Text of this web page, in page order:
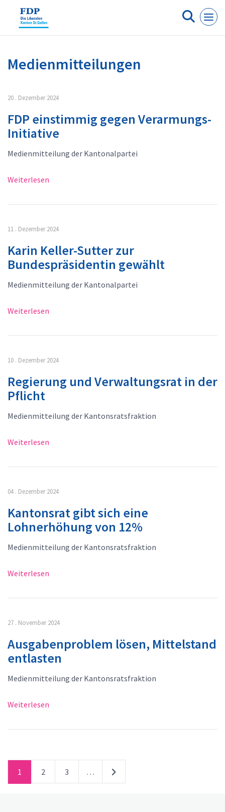
Medienmitteilungen
20 . Dezember 2024
FDP einstimmig gegen Verarmungs-
Initiative
Medienmitteilung der Kantonalpartei
Weiterlesen
11 . Dezember 2024
Karin Keller-Sutter zur
Bundespräsidentin gewählt
Medienmitteilung der Kantonalpartei
Weiterlesen
10 . Dezember 2024
Regierung und Verwaltungsrat in der
Pflicht
Medienmitteilung der Kantonsratsfraktion
Weiterlesen
04 . Dezember 2024
Kantonsrat gibt sich eine
Lohnerhöhung von 12%
Medienmitteilung der Kantonsratsfraktion
Weiterlesen
27 . November 2024
Ausgabenproblem lösen, Mittelstand
entlasten
Medienmitteilung der Kantonsratsfraktion
Weiterlesen
1 2 3 …
Cookie-Einstellungen